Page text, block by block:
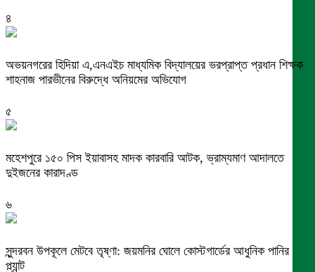
৪
অভয়নগরের হিদিয়া এ,এনএইচ মাধ্যমিক বিদ্যালয়ের ভরপ্রাপ্ত প্রধান শিক্ষক
শাহনাজ পারভীনের বিরুদ্ধে অনিয়মের অভিযোগ
৫
মহেশপুরে ১৫০ পিস ইয়াবাসহ মাদক কারবারি আটক, ভ্রাম্যমাণ আদালতে
দুইজনের কারাদণ্ড
৬
সুন্দরবন উপকূলে মেটবে তৃষ্ণা: জয়মনির ঘোলে কোস্টগার্ডের আধুনিক পানির
প্ল্যান্ট